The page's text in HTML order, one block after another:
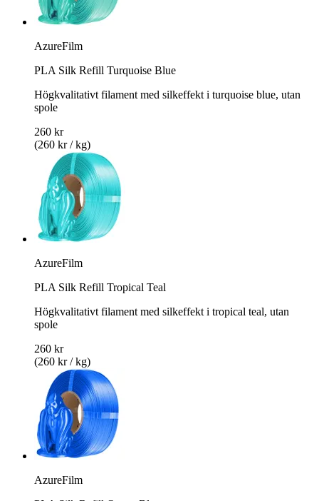
AzureFilm
PLA Silk Refill Turquoise Blue
Högkvalitativt filament med silkeffekt i turquoise blue, utan
spole
260 kr
(260 kr / kg)
AzureFilm
PLA Silk Refill Tropical Teal
Högkvalitativt filament med silkeffekt i tropical teal, utan
spole
260 kr
(260 kr / kg)
AzureFilm